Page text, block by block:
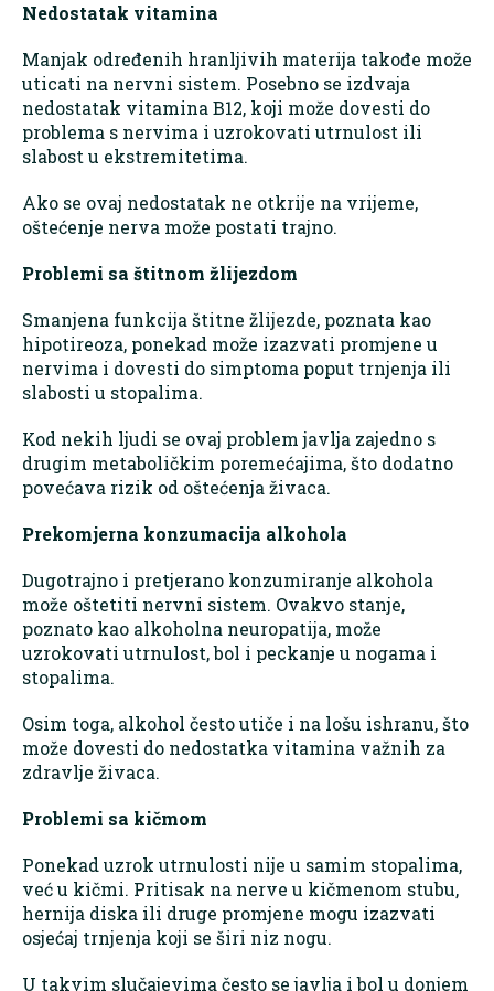
Nedostatak vitamina
Manjak određenih hranljivih materija takođe može
uticati na nervni sistem. Posebno se izdvaja
nedostatak vitamina B12, koji može dovesti do
problema s nervima i uzrokovati utrnulost ili
slabost u ekstremitetima.
Ako se ovaj nedostatak ne otkrije na vrijeme,
oštećenje nerva može postati trajno.
Problemi sa štitnom žlijezdom
Smanjena funkcija štitne žlijezde, poznata kao
hipotireoza, ponekad može izazvati promjene u
nervima i dovesti do simptoma poput trnjenja ili
slabosti u stopalima.
Kod nekih ljudi se ovaj problem javlja zajedno s
drugim metaboličkim poremećajima, što dodatno
povećava rizik od oštećenja živaca.
Prekomjerna konzumacija alkohola
Dugotrajno i pretjerano konzumiranje alkohola
može oštetiti nervni sistem. Ovakvo stanje,
poznato kao alkoholna neuropatija, može
uzrokovati utrnulost, bol i peckanje u nogama i
stopalima.
Osim toga, alkohol često utiče i na lošu ishranu, što
može dovesti do nedostatka vitamina važnih za
zdravlje živaca.
Problemi sa kičmom
Ponekad uzrok utrnulosti nije u samim stopalima,
već u kičmi. Pritisak na nerve u kičmenom stubu,
hernija diska ili druge promjene mogu izazvati
osjećaj trnjenja koji se širi niz nogu.
U takvim slučajevima često se javlja i bol u donjem